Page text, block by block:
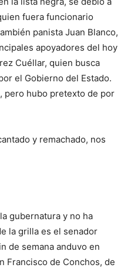
fuera funcionario
panista Juan Blanco,
apoyadores del hoy
Cuéllar, quien busca
el Gobierno del Estado.
pero hubo pretexto de por
y remachado, nos
gubernatura y no ha
la grilla es el senador
de semana anduvo en
Francisco de Conchos, de